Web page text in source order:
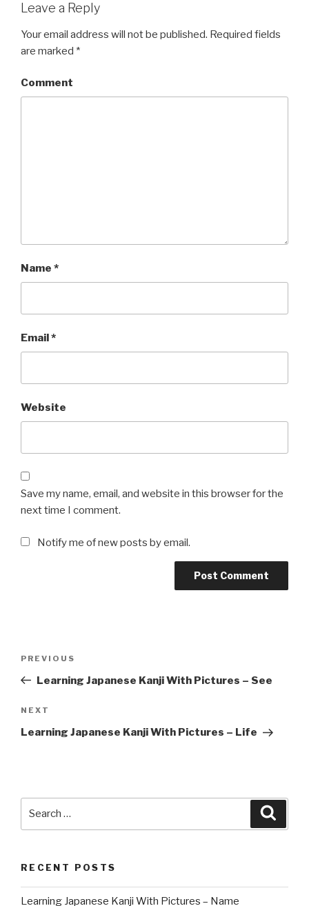
Leave a Reply
Your email address will not be published. Required fields
are marked *
Comment
Name *
Email *
Website
Save my name, email, and website in this browser for the
next time I comment.
Notify me of new posts by email.
Previous
Post
PREVIOUS
Learning Japanese Kanji With Pictures – See
Next
Post
NEXT
Learning Japanese Kanji With Pictures – Life
RECENT POSTS
Learning Japanese Kanji With Pictures – Name